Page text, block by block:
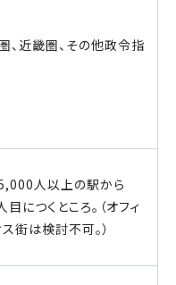
、近畿圏、その他政令指
人以上の駅から
につくところ。（オフィ
街は検討不可。）